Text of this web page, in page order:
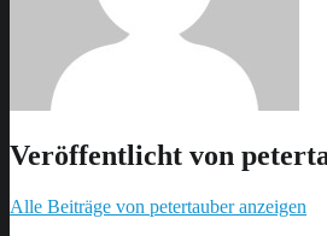
Veröffentlicht von
Alle Beiträge von petertauber anzeigen